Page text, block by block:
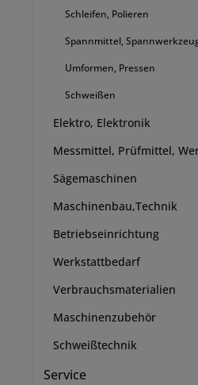
Schleifen, Polieren
Spannmittel,
Umformen, Pressen
Schweißen
Elektro, Elektronik
Messmittel, Prüfmittel,
Sägemaschinen
Maschinenbau,Technik
Betriebseinrichtung
Werkstattbedarf
Verbrauchsmaterialien
Maschinenzubehör
Schweißtechnik
Service